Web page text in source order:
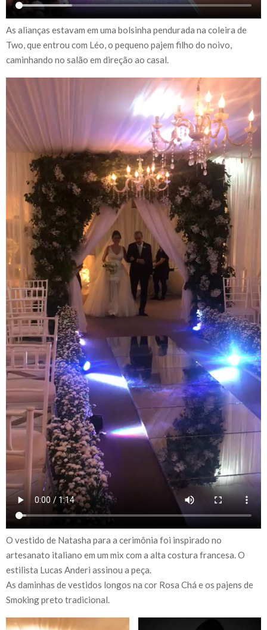
As alianças estavam em uma bolsinha pendurada na coleira de
Two, que entrou com Léo, o pequeno pajem filho do noivo,
caminhando no salão em direção ao casal.
O vestido de Natasha para a cerimônia foi inspirado no
artesanato italiano em um mix com a alta costura francesa. O
estilista Lucas Anderi assinou a peça.
As daminhas de vestidos longos na cor Rosa Chá e os pajens de
Smoking preto tradicional.